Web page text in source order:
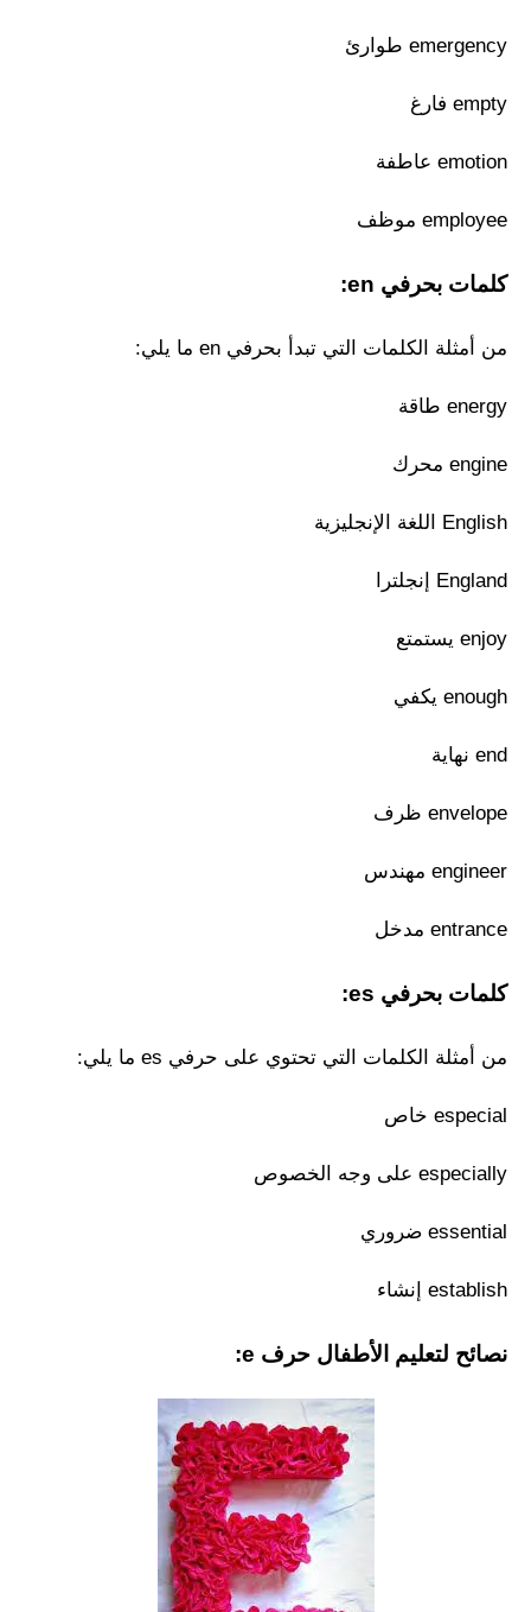
emergency طوارئ
empty فارغ
emotion عاطفة
employee موظف
كلمات بحرفي en:
من أمثلة الكلمات التي تبدأ بحرفي en ما يلي:
energy طاقة
engine محرك
English اللغة الإنجليزية
England إنجلترا
enjoy يستمتع
enough يكفي
end نهاية
envelope ظرف
engineer مهندس
entrance مدخل
كلمات بحرفي es:
من أمثلة الكلمات التي تحتوي على حرفي es ما يلي:
especial خاص
especially على وجه الخصوص
essential ضروري
establish إنشاء
نصائح لتعليم الأطفال حرف e: